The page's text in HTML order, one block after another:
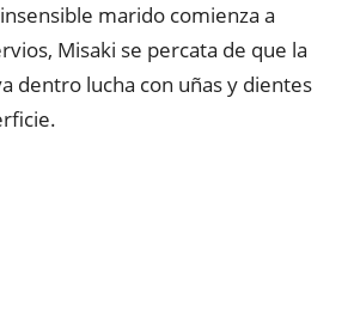
marido comienza a
Misaki se percata de que la
dentro lucha con uñas y dientes